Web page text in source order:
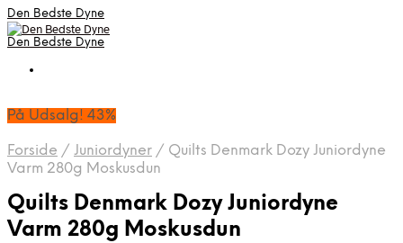
Den Bedste Dyne
Den Bedste Dyne
På Udsalg! 43%
Forside / Juniordyner / Quilts Denmark Dozy Juniordyne
Varm 280g Moskusdun
Quilts Denmark Dozy Juniordyne
Varm 280g Moskusdun